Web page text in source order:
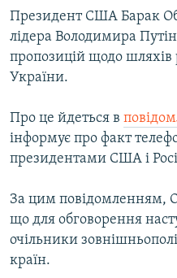
ДОЛУЧАЙСЯ!
Президент США Барак
лідера Володимира
пропозицій щодо шляхів
України.
Про це йдеться в
інформує про факт
президентами США і
За цим повідомленням,
що для обговорення
очільники
країн.